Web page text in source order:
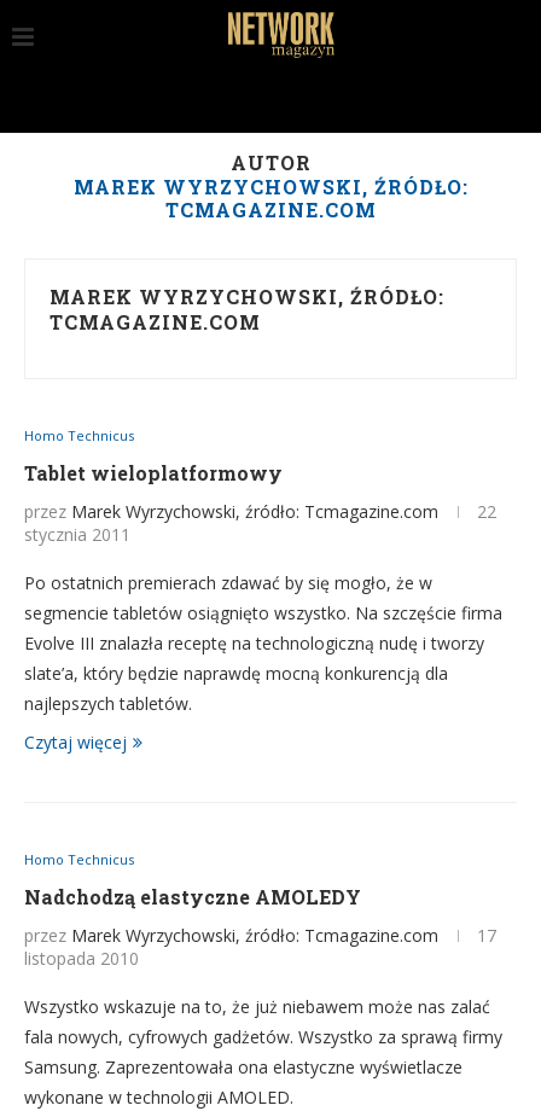
AUTOR
MAREK WYRZYCHOWSKI, ŹRÓDŁO:
TCMAGAZINE.COM
MAREK WYRZYCHOWSKI, ŹRÓDŁO:
TCMAGAZINE.COM
Homo Technicus
Tablet wieloplatformowy
przez Marek Wyrzychowski, źródło: Tcmagazine.com
22
stycznia 2011
Po ostatnich premierach zdawać by się mogło, że w
segmencie tabletów osiągnięto wszystko. Na szczęście firma
Evolve III znalazła receptę na technologiczną nudę i tworzy
slate’a, który będzie naprawdę mocną konkurencją dla
najlepszych tabletów.
Czytaj więcej
Homo Technicus
Nadchodzą elastyczne AMOLEDY
przez Marek Wyrzychowski, źródło: Tcmagazine.com
17
listopada 2010
Wszystko wskazuje na to, że już niebawem może nas zalać
fala nowych, cyfrowych gadżetów. Wszystko za sprawą firmy
Samsung. Zaprezentowała ona elastyczne wyświetlacze
wykonane w technologii AMOLED.